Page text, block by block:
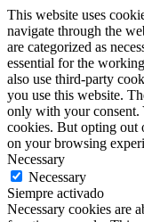
This website uses
navigate through the
are categorized as
essential for the
also use third-party
you use this website.
only with your consent.
cookies. But opting out
on your browsing
Necessary
Necessary
Siempre activado
Necessary cookies are